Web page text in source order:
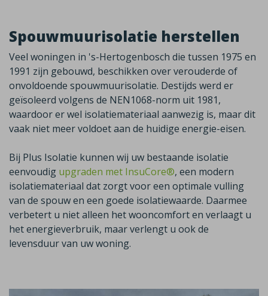
Spouwmuurisolatie herstellen
Veel woningen in 's-Hertogenbosch die tussen 1975 en
1991 zijn gebouwd, beschikken over verouderde of
onvoldoende spouwmuurisolatie. Destijds werd er
geïsoleerd volgens de NEN1068-norm uit 1981,
waardoor er wel isolatiemateriaal aanwezig is, maar dit
vaak niet meer voldoet aan de huidige energie-eisen.
Bij Plus Isolatie kunnen wij uw bestaande isolatie
eenvoudig upgraden met InsuCore®, een modern
isolatiemateriaal dat zorgt voor een optimale vulling
van de spouw en een goede isolatiewaarde. Daarmee
verbetert u niet alleen het wooncomfort en verlaagt u
het energieverbruik, maar verlengt u ook de
levensduur van uw woning.